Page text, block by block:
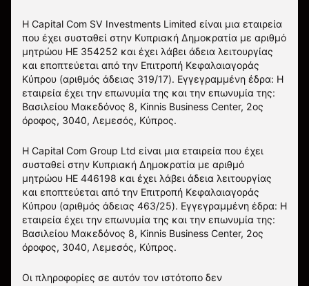
Η Capital Com SV Investments Limited είναι μια εταιρεία
που έχει συσταθεί στην Κυπριακή Δημοκρατία με αριθμό
μητρώου HE 354252 και έχει λάβει άδεια λειτουργίας
και εποπτεύεται από την Επιτροπή Κεφαλαιαγοράς
Κύπρου (αριθμός άδειας 319/17). Εγγεγραμμένη έδρα: Η
εταιρεία έχει την επωνυμία της και την επωνυμία της:
Βασιλείου Μακεδόνος 8, Kinnis Business Center, 2ος
όροφος, 3040, Λεμεσός, Κύπρος.
Η Capital Com Group Ltd είναι μια εταιρεία που έχει
συσταθεί στην Κυπριακή Δημοκρατία με αριθμό
μητρώου ΗΕ 446198 και έχει λάβει άδεια λειτουργίας
και εποπτεύεται από την Επιτροπή Κεφαλαιαγοράς
Κύπρου (αριθμός άδειας 463/25). Εγγεγραμμένη έδρα: Η
εταιρεία έχει την επωνυμία της και την επωνυμία της:
Βασιλείου Μακεδόνος 8, Kinnis Business Center, 2ος
όροφος, 3040, Λεμεσός, Κύπρος.
Οι πληροφορίες σε αυτόν τον ιστότοπο δεν